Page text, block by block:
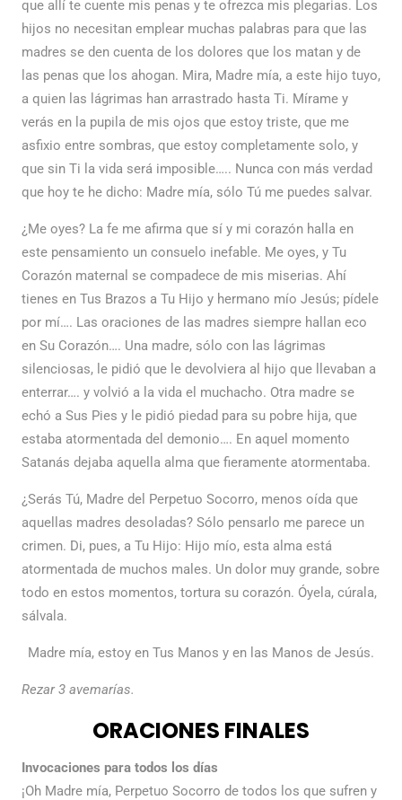
que allí te cuente mis penas y te ofrezca mis plegarias. Los
hijos no necesitan emplear muchas palabras para que las
madres se den cuenta de los dolores que los matan y de
las penas que los ahogan. Mira, Madre mía, a este hijo tuyo,
a quien las lágrimas han arrastrado hasta Ti. Mírame y
verás en la pupila de mis ojos que estoy triste, que me
asfixio entre sombras, que estoy completamente solo, y
que sin Ti la vida será imposible….. Nunca con más verdad
que hoy te he dicho: Madre mía, sólo Tú me puedes salvar.
¿Me oyes? La fe me afirma que sí y mi corazón halla en
este pensamiento un consuelo inefable. Me oyes, y Tu
Corazón maternal se compadece de mis miserias. Ahí
tienes en Tus Brazos a Tu Hijo y hermano mío Jesús; pídele
por mí…. Las oraciones de las madres siempre hallan eco
en Su Corazón…. Una madre, sólo con las lágrimas
silenciosas, le pidió que le devolviera al hijo que llevaban a
enterrar…. y volvió a la vida el muchacho. Otra madre se
echó a Sus Pies y le pidió piedad para su pobre hija, que
estaba atormentada del demonio…. En aquel momento
Satanás dejaba aquella alma que fieramente atormentaba.
¿Serás Tú, Madre del Perpetuo Socorro, menos oída que
aquellas madres desoladas? Sólo pensarlo me parece un
crimen. Di, pues, a Tu Hijo: Hijo mío, esta alma está
atormentada de muchos males. Un dolor muy grande, sobre
todo en estos momentos, tortura su corazón. Óyela, cúrala,
sálvala.
Madre mía, estoy en Tus Manos y en las Manos de Jesús.
Rezar 3 avemarías.
ORACIONES FINALES
Invocaciones para todos los días
¡Oh Madre mía, Perpetuo Socorro de todos los que sufren y